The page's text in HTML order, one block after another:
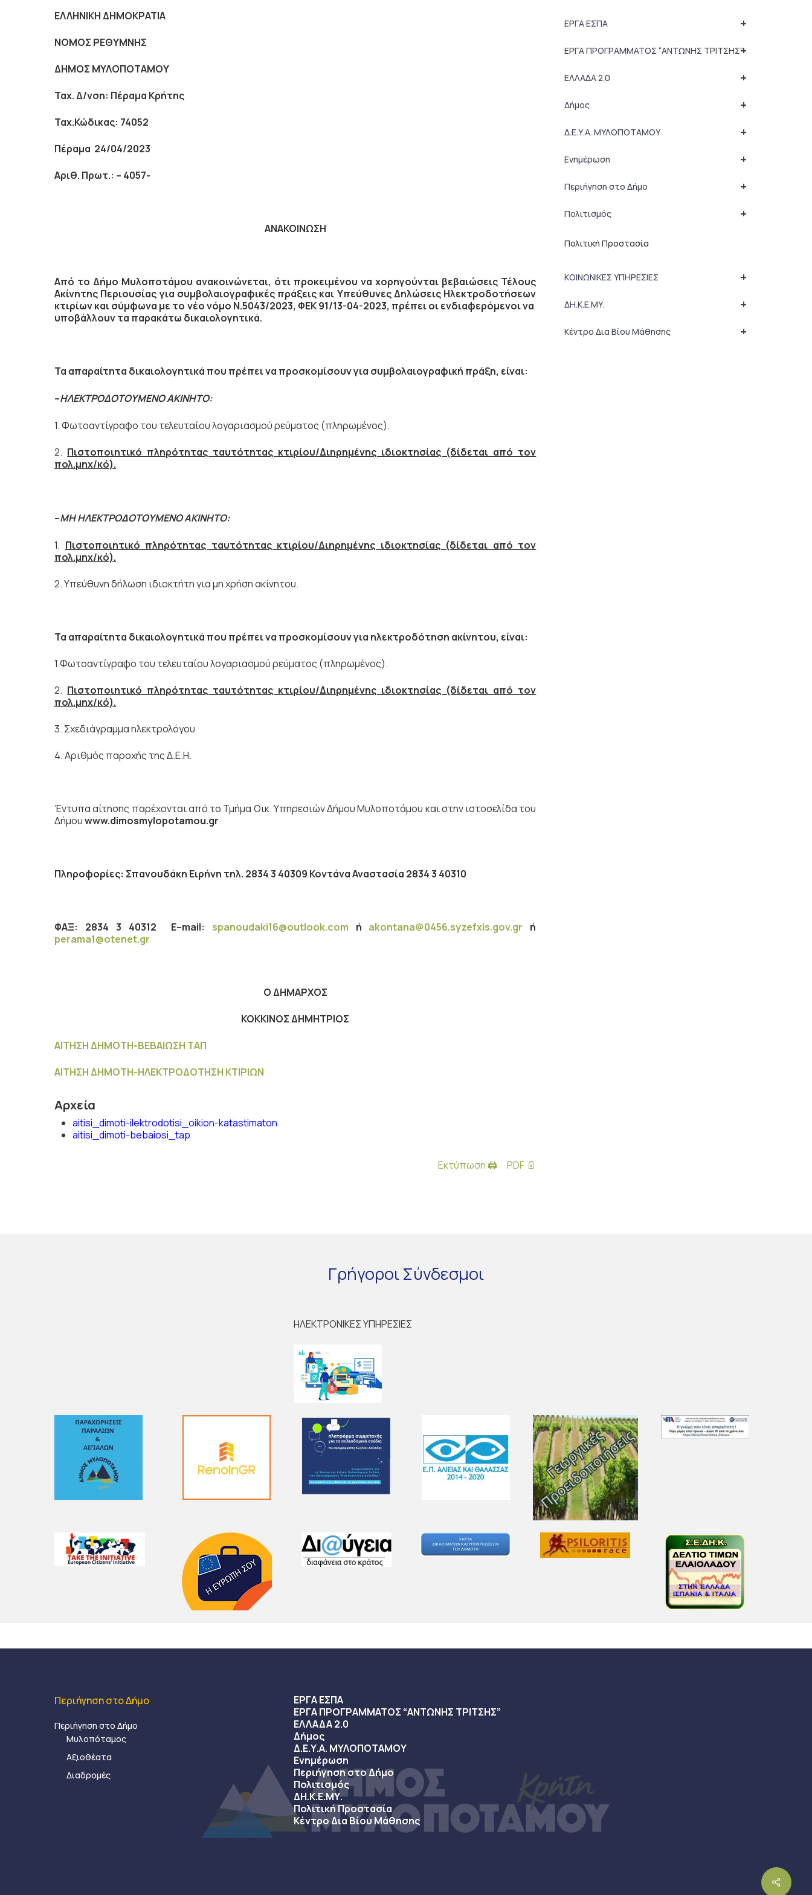
ΕΛΛΗΝΙΚΗ ΔΗΜΟΚΡΑΤΙΑ
ΝΟΜΟΣ ΡΕΘΥΜΝΗΣ
ΔΗΜΟΣ ΜΥΛΟΠΟΤΑΜΟΥ
Ταχ. Δ/νση: Πέραμα Κρήτης
Ταχ.Κώδικας: 74052
Πέραμα 24/04/2023
Αριθ. Πρωτ.: – 4057-
ΑΝΑΚΟΙΝΩΣΗ
Από το Δήμο Μυλοποτάμου ανακοινώνεται, ότι προκειμένου να χορηγούνται βεβαιώσεις Τέλους
Ακίνητης Περιουσίας για συμβολαιογραφικές πράξεις και Υπεύθυνες Δηλώσεις Ηλεκτροδοτήσεων
κτιρίων και σύμφωνα με το νέο νόμο Ν.5043/2023, ΦΕΚ 91/13-04-2023, πρέπει οι ενδιαφερόμενοι να
υποβάλλουν τα παρακάτω δικαιολογητικά.
Τα απαραίτητα δικαιολογητικά που πρέπει να προσκομίσουν για συμβολαιογραφική πράξη, είναι:
–ΗΛΕΚΤΡΟΔΟΤΟΥΜΕΝΟ ΑΚΙΝΗΤΟ:
1. Φωτοαντίγραφο του τελευταίου λογαριασμού ρεύματος (πληρωμένος).
2. Πιστοποιητικό πληρότητας ταυτότητας κτιρίου/Διηρημένης ιδιοκτησίας (δίδεται από τον
πολ.μηχ/κό).
–ΜΗ ΗΛΕΚΤΡΟΔΟΤΟΥΜΕΝΟ ΑΚΙΝΗΤΟ:
1. Πιστοποιητικό πληρότητας ταυτότητας κτιρίου/Διηρημένης ιδιοκτησίας (δίδεται από τον
πολ.μηχ/κό).
2. Υπεύθυνη δήλωση ιδιοκτήτη για μη χρήση ακίνητου.
Τα απαραίτητα δικαιολογητικά που πρέπει να προσκομίσουν για ηλεκτροδότηση ακίνητου, είναι:
1.Φωτοαντίγραφο του τελευταίου λογαριασμού ρεύματος (πληρωμένος).
2. Πιστοποιητικό πληρότητας ταυτότητας κτιρίου/Διηρημένης ιδιοκτησίας (δίδεται από τον
πολ.μηχ/κό).
3. Σχεδιάγραμμα ηλεκτρολόγου
4. Αριθμός παροχής της Δ.Ε.Η.
Έντυπα αίτησης παρέχονται από το Τμήμα Οικ. Υπηρεσιών Δήμου Μυλοποτάμου και στην ιστοσελίδα του
Δήμουwww.dimosmylopotamou.gr
Πληροφορίες: Σπανουδάκη Ειρήνη τηλ. 2834 3 40309 Κοντάνα Αναστασία 2834 3 40310
ΦΑΞ: 2834 3 40312 E–mail: spanoudaki16@outlook.com ή akontana@0456.syzefxis.gov.gr ή
perama1@otenet.gr
Ο ΔΗΜΑΡΧΟΣ
ΚΟΚΚΙΝΟΣ ΔΗΜΗΤΡΙΟΣ
ΑΙΤΗΣΗ ΔΗΜΟΤΗ-ΒΕΒΑΙΩΣΗ ΤΑΠ
ΑΙΤΗΣΗ ΔΗΜΟΤΗ-ΗΛΕΚΤΡΟΔΟΤΗΣΗ ΚΤΙΡΙΩΝ
Αρχεία
aitisi_dimoti-ilektrodotisi_oikion-katastimaton
aitisi_dimoti-bebaiosi_tap
Εκτύπωση 🖨 PDF 📄
+
ΕΡΓΑ ΕΣΠΑ
+
ΕΡΓΑ ΠΡΟΓΡΑΜΜΑΤΟΣ “ΑΝΤΩΝΗΣ ΤΡΙΤΣΗΣ”
+
ΕΛΛΑΔΑ 2.0
+
Δήμος
+
Δ.Ε.Υ.Α. ΜΥΛΟΠΟΤΑΜΟΥ
+
Ενημέρωση
+
Περιήγηση στο Δήμο
+
Πολιτισμός
Πολιτική Προστασία
+
ΚΟΙΝΩΝΙΚΕΣ ΥΠΗΡΕΣΙΕΣ
+
ΔΗ.Κ.Ε.ΜΥ.
+
Κέντρο Δια Βίου Μάθησης
ΓρήγοροιΣύνδεσμοι
ΗΛΕΚΤΡΟΝΙΚΕΣ ΥΠΗΡΕΣΙΕΣ
Περιήγηση στο Δήμο
Περιήγηση στο Δήμο
Μυλοπόταμος
Αξιοθέατα
Διαδρομές
ΕΡΓΑ ΕΣΠΑ
ΕΡΓΑ ΠΡΟΓΡΑΜΜΑΤΟΣ “ΑΝΤΩΝΗΣ ΤΡΙΤΣΗΣ”
ΕΛΛΑΔΑ 2.0
Δήμος
Δ.Ε.Υ.Α. ΜΥΛΟΠΟΤΑΜΟΥ
Ενημέρωση
Περιήγηση στο Δήμο
Πολιτισμός
ΔΗ.Κ.Ε.ΜΥ.
Πολιτική Προστασία
Κέντρο Δια Βίου Μάθησης